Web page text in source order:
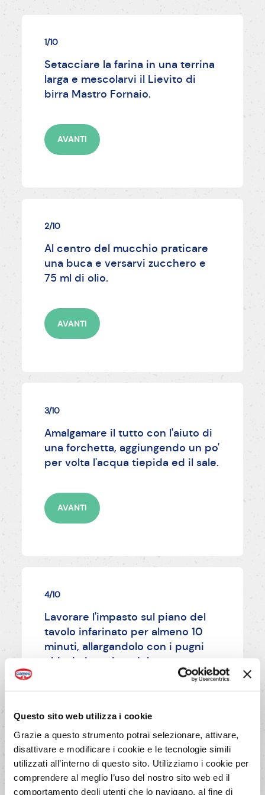
Questo sito web utilizza i cookie
Grazie a questo strumento potrai selezionare, attivare,
disattivare e modificare i cookie e le tecnologie simili
utilizzati all’interno di questo sito. Utilizziamo i cookie per
comprendere al meglio l’uso del nostro sito web ed il
comportamento degli utenti che lo navigano, al fine di
1/10
Setacciare la farina in una terrina
larga e mescolarvi il Lievito di
birra Mastro Fornaio.
AVANTI
2/10
Al centro del mucchio praticare
una buca e versarvi zucchero e
75 ml di olio.
AVANTI
3/10
Amalgamare il tutto con l'aiuto di
una forchetta, aggiungendo un po'
per volta l'acqua tiepida ed il sale.
AVANTI
4/10
Lavorare l'impasto sul piano del
tavolo infarinato per almeno 10
minuti, allargandolo con i pugni
chiusi, riavvolgendolo e
sbattendolo sul tavolo, fino al
completo assorbimento dei
AVANTI